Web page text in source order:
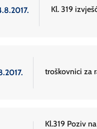
Kl. 319
troškovnici za
Kl.319 Poziv